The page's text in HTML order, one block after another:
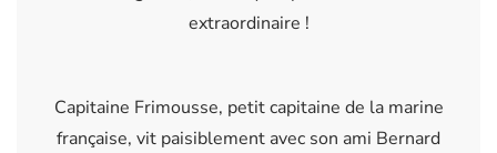
extraordinaire !
Capitaine Frimousse, petit capitaine de la marine
française, vit paisiblement avec son ami Bernard